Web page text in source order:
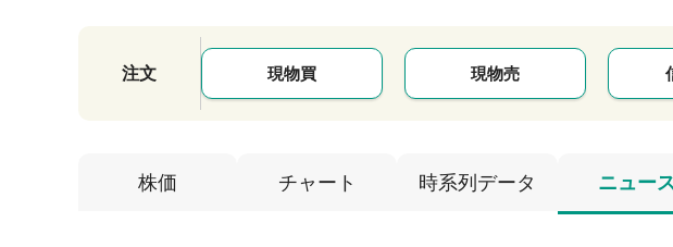
注文 現物買 現物売
株価 チャート 時系列データ ニュー